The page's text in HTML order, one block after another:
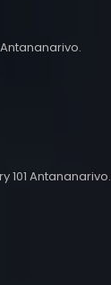
Antananarivo.
101 Antananarivo.